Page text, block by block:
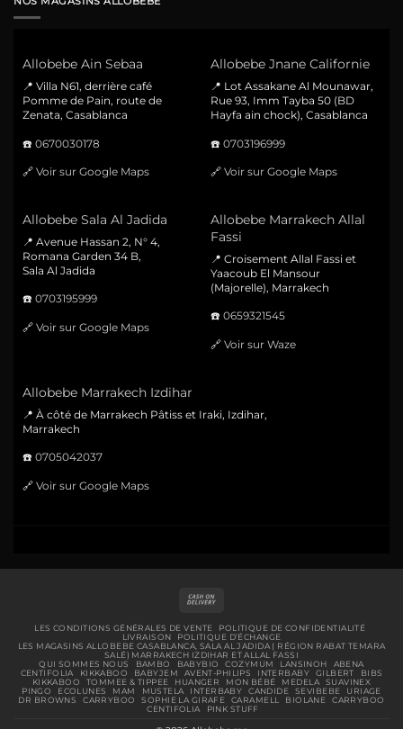
Allobebe Ain Sebaa
📍 Villa N61, derrière café
Pomme de Pain, route de
Zenata, Casablanca
☎️ 0670030178
🔗 Voir sur Google Maps
Allobebe Jnane Californie
📍 Lot Assakane Al Mounawar,
Rue 93, Imm Tayba 50 (BD
Hayfa ain chock), Casablanca
☎️ 0703196999
🔗 Voir sur Google Maps
Allobebe Sala Al Jadida
📍 Avenue Hassan 2, N° 4,
Romana Garden 34 B,
Sala Al Jadida
☎️ 0703195999
🔗 Voir sur Google Maps
Allobebe Marrakech Allal
Fassi
📍 Croisement Allal Fassi et
Yaacoub El Mansour
(Majorelle), Marrakech
☎️ 0659321545
🔗 Voir sur Waze
Allobebe Marrakech Izdihar
📍 À côté de Marrakech Pâtiss et Iraki, Izdihar,
Marrakech
☎️ 0705042037
🔗 Voir sur Google Maps
Delivery
LES CONDITIONS GÉNÉRALES DE VENTE
POLITIQUE DE CONFIDENTIALITÉ
LIVRAISON
POLITIQUE D’ÉCHANGE
LES MAGASINS ALLOBEBE CASABLANCA, SALA AL JADIDA ( RÉGION RABAT TEMARA
SALÉ) MARRAKECH IZDIHAR ET ALLAL FASSI
QUI SOMMES NOUS
BAMBO BABYBIO COZYMUM LANSINOH
ABENA
CENTIFOLIA
KIKKABOO BABYJEM AVENT-PHILIPS INTERBABY GILBERT
BIBS
KIKKABOO
TOMMEE & TIPPEE HUANGER MON BÉBÉ MEDELA
SUAVINEX
PINGO
ECOLUNES MAM MUSTELA INTERBABY CANDIDE SEVIBEBE
URIAGE
DR BROWNS
CARRYBOO SOPHIE LA GIRAFE CARAMELL BIOLANE
CARRYBOO
CENTIFOLIA
PINK STUFF